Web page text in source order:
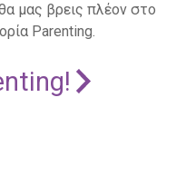
μας βρεις πλέον στο
Parenting.